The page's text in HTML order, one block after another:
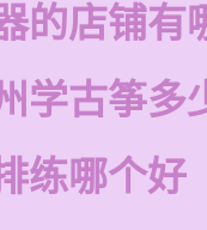
的店铺有
学古筝多
练哪个好